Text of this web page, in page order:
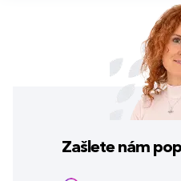
Zašlete nám